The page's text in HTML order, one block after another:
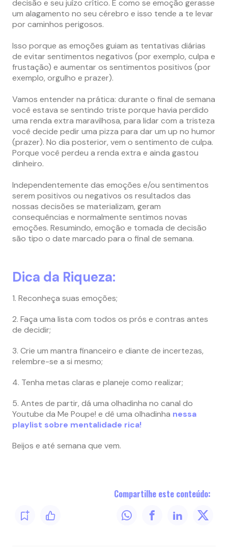
decisão e seu juízo crítico. É como se emoção gerasse
um alagamento no seu cérebro e isso tende a te levar
por caminhos perigosos.
Isso porque as emoções guiam as tentativas diárias
de evitar sentimentos negativos (por exemplo, culpa e
frustação) e aumentar os sentimentos positivos (por
exemplo, orgulho e prazer).
Vamos entender na prática: durante o final de semana
você estava se sentindo triste porque havia perdido
uma renda extra maravilhosa, para lidar com a tristeza
você decide pedir uma pizza para dar um up no humor
(prazer). No dia posterior, vem o sentimento de culpa.
Porque você perdeu a renda extra e ainda gastou
dinheiro.
Independentemente das emoções e/ou sentimentos
serem positivos ou negativos os resultados das
nossas decisões se materializam, geram
consequências e normalmente sentimos novas
emoções. Resumindo, emoção e tomada de decisão
são tipo o date marcado para o final de semana.
Dica da Riqueza:
1. Reconheça suas emoções;
2. Faça uma lista com todos os prós e contras antes
de decidir;
3. Crie um mantra financeiro e diante de incertezas,
relembre-se a si mesmo;
4. Tenha metas claras e planeje como realizar;
5. Antes de partir, dá uma olhadinha no canal do
Youtube da Me Poupe! e dê uma olhadinha nessa
playlist sobre mentalidade rica!
Beijos e até semana que vem.
Compartilhe este conteúdo: